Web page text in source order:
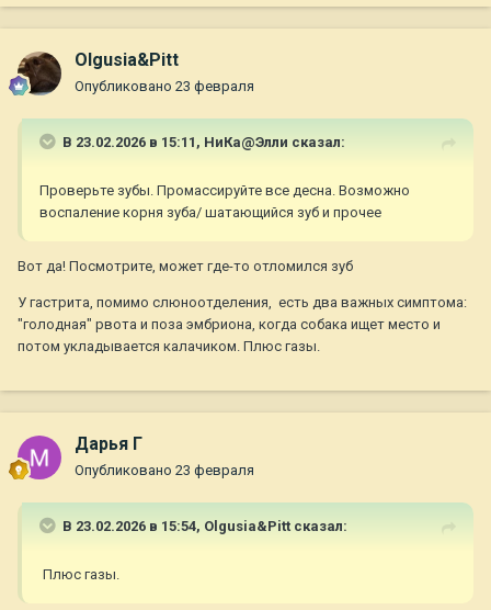
Olgusia&Pitt
Опубликовано 23 февраля
В 23.02.2026 в 15:11, НиКа@Элли сказал:
Проверьте зубы. Промассируйте все десна. Возможно
воспаление корня зуба/ шатающийся зуб и прочее
Вот да! Посмотрите, может где-то отломился зуб
У гастрита, помимо слюноотделения, есть два важных симптома:
"голодная" рвота и поза эмбриона, когда собака ищет место и
потом укладывается калачиком. Плюс газы.
Дарья Г
Опубликовано 23 февраля
В 23.02.2026 в 15:54, Olgusia&Pitt сказал:
Плюс газы.